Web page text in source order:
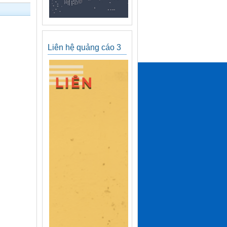
Liên hệ quảng cáo 3